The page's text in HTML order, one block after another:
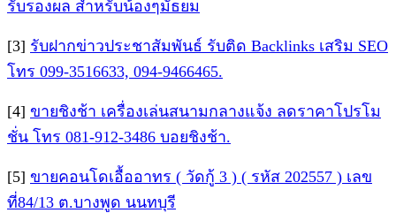
รับรองผล สำหรับน้องๆมัธยม
[3] รับฝากข่าวประชาสัมพันธ์ รับติด Backlinks เสริม SEO
โทร 099-3516633, 094-9466465.
[4] ขายชิงช้า เครื่องเล่นสนามกลางแจ้ง ลดราคาโปรโม
ชั่น โทร 081-912-3486 บอยชิงช้า.
[5] ขายคอนโดเอื้ออาทร ( วัดกู้ 3 ) ( รหัส 202557 ) เลข
ที่84/13 ต.บางพูด นนทบุรี